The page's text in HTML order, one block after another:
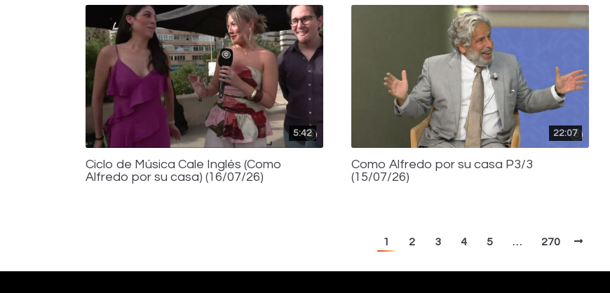
5:42
Ciclo de Música Cale Inglés (Como
Alfredo por su casa) (16/07/26)
22:07
Como Alfredo por su casa P3/3
(15/07/26)
1 2 3 4 5 … 270